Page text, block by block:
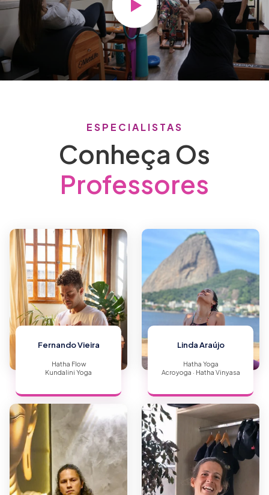
ESPECIALISTAS
Conheça Os
Professores
Fernando Vieira
Hatha Flow
Kundalini Yoga
Linda Araújo
Hatha Yoga
Acroyoga · Hatha Vinyasa